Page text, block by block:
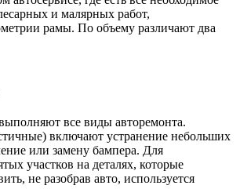
и малярных работ,
рамы. По объему различают два
все виды авторемонта.
включают устранение небольших
или замену бампера. Для
участков на деталях, которые
не разобрав авто, используется